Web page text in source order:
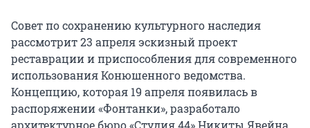
Совет по сохранению культурного наследия
рассмотрит 23 апреля эскизный проект
реставрации и приспособления для современного
использования Конюшенного ведомства.
Концепцию, которая 19 апреля появилась в
распоряжении «Фонтанки», разработало
архитектурное бюро «Студия 44» Никиты Явейна.